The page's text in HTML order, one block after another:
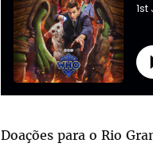
Doações para o Rio